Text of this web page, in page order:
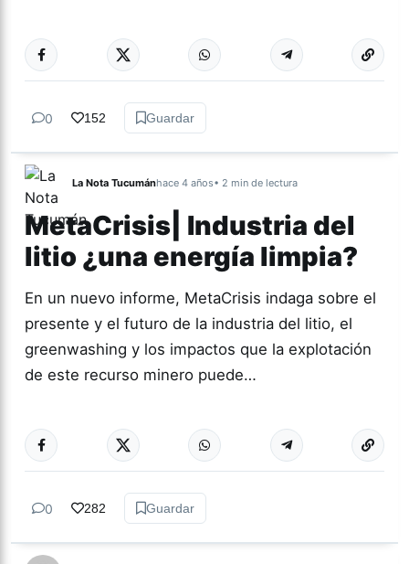
TUCUMÁN Más
0 152 Guardar
La Nota Tucumánhace 4 años• 2 min de lectura
MetaCrisis| Industria del
litio ¿una energía limpia?
En un nuevo informe, MetaCrisis indaga sobre el
presente y el futuro de la industria del litio, el
greenwashing y los impactos que la explotación
de este recurso minero puede…
ACTUALIDAD Más
0 282 Guardar